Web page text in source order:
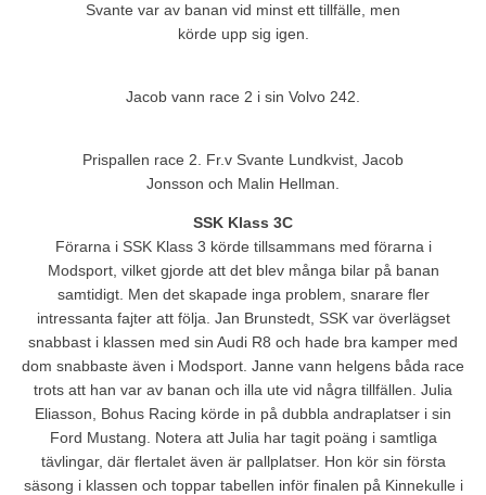
Svante var av banan vid minst ett tillfälle, men
körde upp sig igen.
Jacob vann race 2 i sin Volvo 242.
Prispallen race 2. Fr.v Svante Lundkvist, Jacob
Jonsson och Malin Hellman.
SSK Klass 3C
Förarna i SSK Klass 3 körde tillsammans med förarna i
Modsport, vilket gjorde att det blev många bilar på banan
samtidigt. Men det skapade inga problem, snarare fler
intressanta fajter att följa. Jan Brunstedt, SSK var överlägset
snabbast i klassen med sin Audi R8 och hade bra kamper med
dom snabbaste även i Modsport. Janne vann helgens båda race
trots att han var av banan och illa ute vid några tillfällen. Julia
Eliasson, Bohus Racing körde in på dubbla andraplatser i sin
Ford Mustang. Notera att Julia har tagit poäng i samtliga
tävlingar, där flertalet även är pallplatser. Hon kör sin första
säsong i klassen och toppar tabellen inför finalen på Kinnekulle i